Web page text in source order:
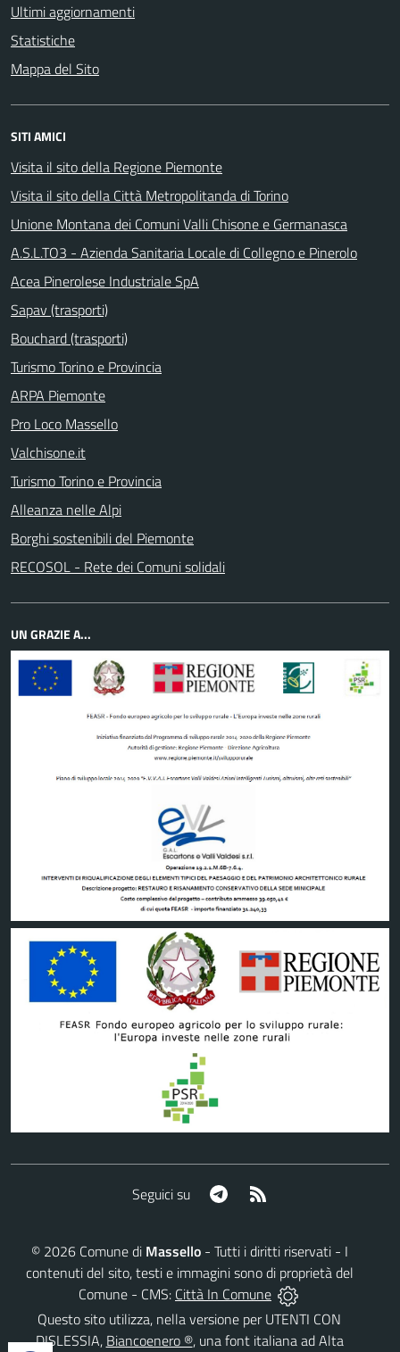
Ultimi aggiornamenti
Statistiche
Mappa del Sito
SITI AMICI
Visita il sito della Regione Piemonte
Visita il sito della Città Metropolitanda di Torino
Unione Montana dei Comuni Valli Chisone e Germanasca
A.S.L.TO3 - Azienda Sanitaria Locale di Collegno e Pinerolo
Acea Pinerolese Industriale SpA
Sapav (trasporti)
Bouchard (trasporti)
Turismo Torino e Provincia
ARPA Piemonte
Pro Loco Massello
Valchisone.it
Turismo Torino e Provincia
Alleanza nelle Alpi
Borghi sostenibili del Piemonte
RECOSOL - Rete dei Comuni solidali
UN GRAZIE A...
Seguici su Telegram
© 2026Comune di Massello- Tutti i diritti riservati - I
contenuti del sito, testi e immagini sono di proprietà del
Comune - CMS: Città In Comune
Questo sito utilizza, nella versione per UTENTI CON
DISLESSIA, Biancoenero ®, una font italiana ad Alta